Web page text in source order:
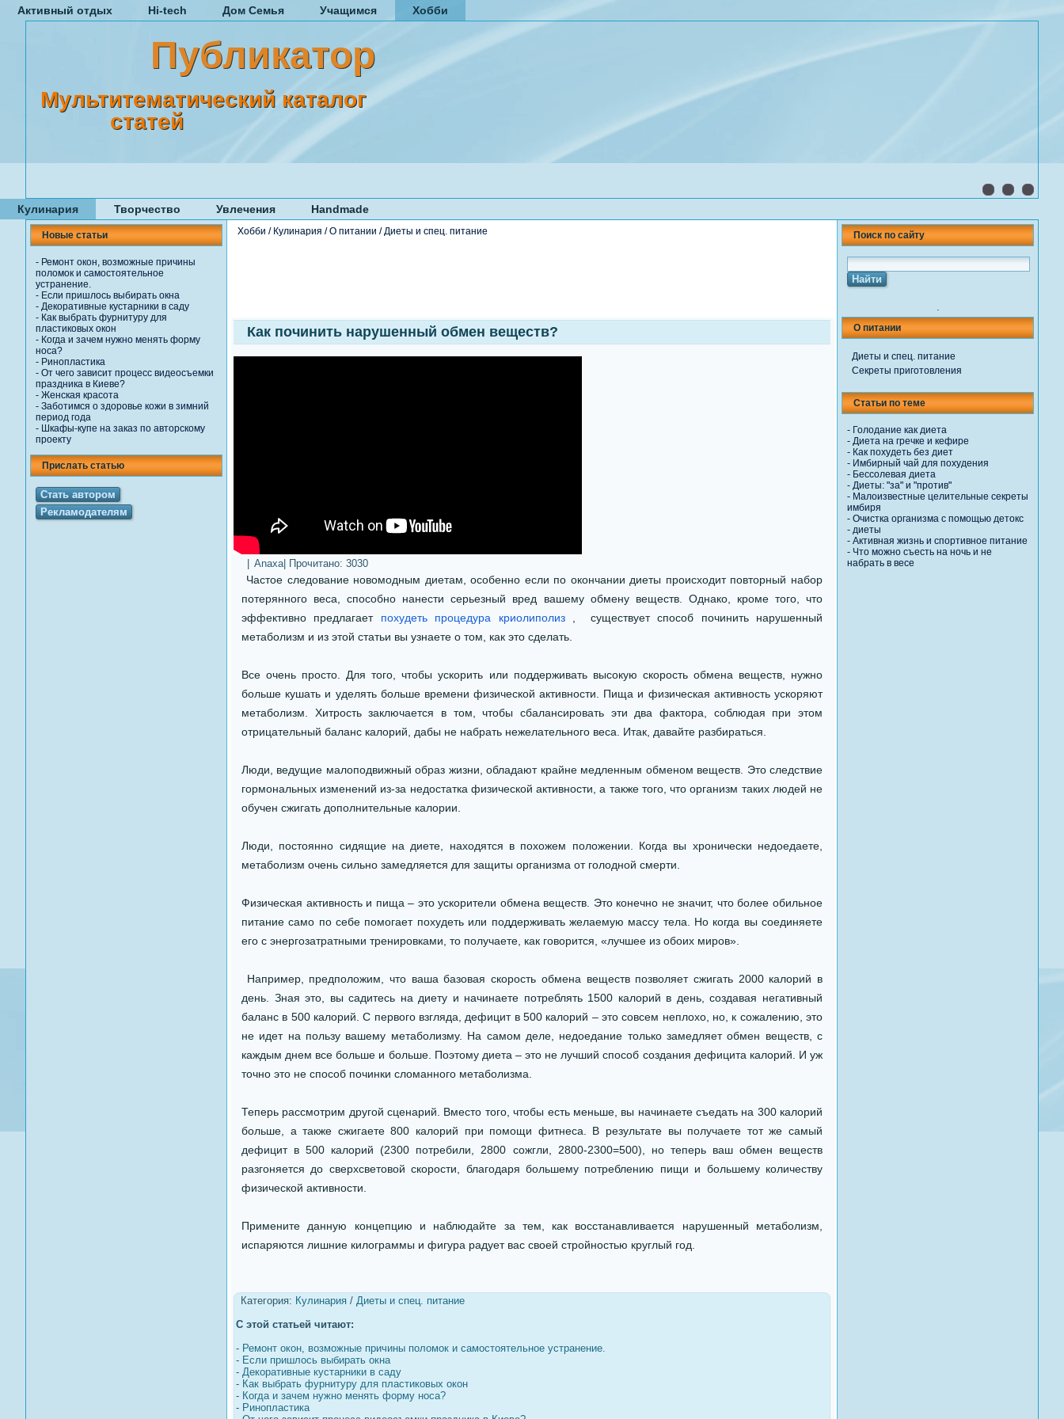
Активный отдых Hi-tech Дом Семья Учащимся Хобби
Публикатор
Мультитематический каталог
статей
Кулинария Творчество Увлечения Handmade
Новые статьи
- Ремонт окон, возможные причины
поломок и самостоятельное
устранение.
- Если пришлось выбирать окна
- Декоративные кустарники в саду
- Как выбрать фурнитуру для
пластиковых окон
- Когда и зачем нужно менять форму
носа?
- Ринопластика
- От чего зависит процесс видеосъемки
праздника в Киеве?
- Женская красота
- Заботимся о здоровье кожи в зимний
период года
- Шкафы-купе на заказ по авторскому
проекту
Прислать статью
Стать автором
Рекламодателям
Хобби / Кулинария /О питании /Диеты и спец. питание
Как починить нарушенный обмен веществ?
Anaxa| Прочитано: 3030
Частое следование новомодным диетам, особенно если по окончании диеты происходит повторный набор
потерянного веса, способно нанести серьезный вред вашему обмену веществ. Однако, кроме того, что
эффективно предлагает похудеть процедура криолиполиз, существует способ починить нарушенный
метаболизм и из этой статьи вы узнаете о том, как это сделать.
Все очень просто. Для того, чтобы ускорить или поддерживать высокую скорость обмена веществ, нужно
больше кушать и уделять больше времени физической активности. Пища и физическая активность ускоряют
метаболизм. Хитрость заключается в том, чтобы сбалансировать эти два фактора, соблюдая при этом
отрицательный баланс калорий, дабы не набрать нежелательного веса. Итак, давайте разбираться.
Люди, ведущие малоподвижный образ жизни, обладают крайне медленным обменом веществ. Это следствие
гормональных изменений из-за недостатка физической активности, а также того, что организм таких людей не
обучен сжигать дополнительные калории.
Люди, постоянно сидящие на диете, находятся в похожем положении. Когда вы хронически недоедаете,
метаболизм очень сильно замедляется для защиты организма от голодной смерти.
Физическая активность и пища – это ускорители обмена веществ. Это конечно не значит, что более обильное
питание само по себе помогает похудеть или поддерживать желаемую массу тела. Но когда вы соединяете
его с энергозатратными тренировками, то получаете, как говорится, «лучшее из обоих миров».
Например, предположим, что ваша базовая скорость обмена веществ позволяет сжигать 2000 калорий в
день. Зная это, вы садитесь на диету и начинаете потреблять 1500 калорий в день, создавая негативный
баланс в 500 калорий. С первого взгляда, дефицит в 500 калорий – это совсем неплохо, но, к сожалению, это
не идет на пользу вашему метаболизму. На самом деле, недоедание только замедляет обмен веществ, с
каждым днем все больше и больше. Поэтому диета – это не лучший способ создания дефицита калорий. И уж
точно это не способ починки сломанного метаболизма.
Теперь рассмотрим другой сценарий. Вместо того, чтобы есть меньше, вы начинаете съедать на 300 калорий
больше, а также сжигаете 800 калорий при помощи фитнеса. В результате вы получаете тот же самый
дефицит в 500 калорий (2300 потребили, 2800 сожгли, 2800-2300=500), но теперь ваш обмен веществ
разгоняется до сверхсветовой скорости, благодаря большему потреблению пищи и большему количеству
физической активности.
Примените данную концепцию и наблюдайте за тем, как восстанавливается нарушенный метаболизм,
испаряются лишние килограммы и фигура радует вас своей стройностью круглый год.
Категория: Кулинария / Диеты и спец. питание
С этой статьей читают:
- Ремонт окон, возможные причины поломок и самостоятельное устранение.
- Если пришлось выбирать окна
- Декоративные кустарники в саду
- Как выбрать фурнитуру для пластиковых окон
- Когда и зачем нужно менять форму носа?
- Ринопластика
Поиск по сайту
.
О питании
Диеты и спец. питание
Секреты приготовления
Статьи по теме
- Голодание как диета
- Диета на гречке и кефире
- Как похудеть без диет
- Имбирный чай для похудения
- Бессолевая диета
- Диеты: "за" и "против"
- Малоизвестные целительные секреты
имбиря
- Очистка организма с помощью детокс
- диеты
- Активная жизнь и спортивное питание
- Что можно съесть на ночь и не
набрать в весе